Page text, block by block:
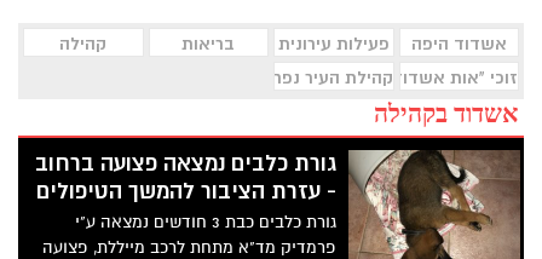
אשדוד היפה פעילות עירונית בריאות
קהילה
זוכי "אות אשדוד היפה"קהילת העיר נפרדת
אשדוד בקהילה
גורת כלבים נמצאה פצועה ברחוב
- עזרת הציבור להמשך הטיפולים
גורת כלבים כבת 3 חודשים נמצאה ע"י
פרמדיק מד"א מתחת לרכב מייללת, פצועה